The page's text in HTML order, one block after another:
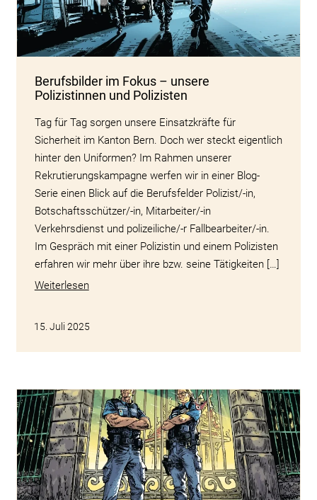
Berufsbilder im Fokus – unsere
Polizistinnen und Polizisten
Tag für Tag sorgen unsere Einsatzkräfte für
Sicherheit im Kanton Bern. Doch wer steckt eigentlich
hinter den Uniformen? Im Rahmen unserer
Rekrutierungskampagne werfen wir in einer Blog-
Serie einen Blick auf die Berufsfelder Polizist/-in,
Botschaftsschützer/-in, Mitarbeiter/-in
Verkehrsdienst und polizeiliche/-r Fallbearbeiter/-in.
Im Gespräch mit einer Polizistin und einem Polizisten
erfahren wir mehr über ihre bzw. seine Tätigkeiten […]
Weiterlesen
15. Juli 2025